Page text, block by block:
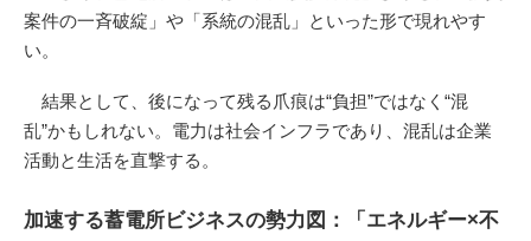
案件の一斉破綻」や「系統の混乱」といった形で現れやす
い。
結果として、後になって残る爪痕は“負担”ではなく“混
乱”かもしれない。電力は社会インフラであり、混乱は企業
活動と生活を直撃する。
加速する蓄電所ビジネスの勢力図：「エネルギー×不